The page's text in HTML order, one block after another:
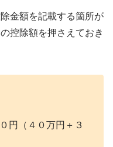
金額を記載する箇所が
控除額を押さえておき
円（４０万円＋３